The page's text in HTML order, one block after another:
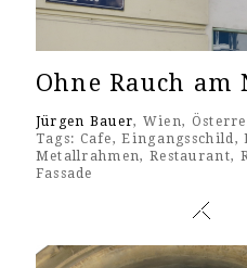
Ohne Rauch am
Jürgen Bauer, Wien,
Tags: Cafe,Eingangsschild,
Metallrahmen, Restaurant,
Fassade